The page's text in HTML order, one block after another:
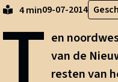
4 min09-07-2014
en
van de
resten van